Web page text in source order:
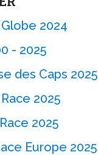
2024
- 2025
des Caps 2025
2025
2025
Europe 2025